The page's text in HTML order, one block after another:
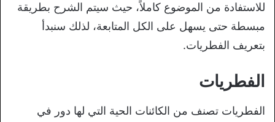
للاستفادة من الموضوع كاملاً، حيث سيتم الشرح بطريقة
مبسطة حتى يسهل على الكل المتابعة، لذلك سنبدأ
بتعريف الفطريات.
الفطريات
الفطريات تصنف من الكائنات الحية التي لها دور في